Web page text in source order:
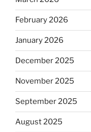
February 2026
January 2026
December 2025
November 2025
September 2025
August 2025